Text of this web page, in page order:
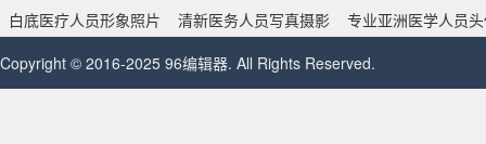
白底医疗人员形象照片
清新医务人员写真摄影
专业亚洲医学人员
Copyright © 2016-2025 96编辑器. All Rights Reserved.